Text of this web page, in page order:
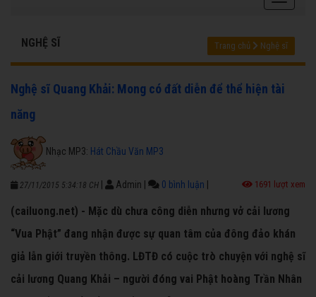
NGHỆ SĨ Trang chủ Nghệ sĩ
Nghệ sĩ Quang Khải: Mong có đất diễn để thể hiện tài
năng
Nhạc MP3: Hát Chầu Văn MP3
27/11/2015 5:34:18 CH Admin 0 bình luận 1691 lượt xem
(cailuong.net) - Mặc dù chưa công diễn nhưng vở cải lương
“Vua Phật” đang nhận được sự quan tâm của đông đảo khán
giả lẫn giới truyền thông. LĐTĐ có cuộc trò chuyện với nghệ sĩ
cải lương Quang Khải – người đóng vai Phật hoàng Trần Nhân